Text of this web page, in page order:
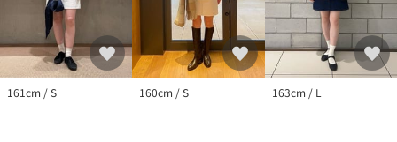
161cm / S 160cm / S 163cm / L